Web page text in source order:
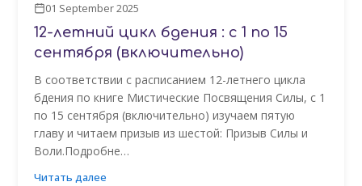
01 September 2025
12-летний цикл бдения : с 1 по 15
сентября (включительно)
В соответствии с расписанием 12-летнего цикла
бдения по книге Мистические Посвящения Силы, с 1
по 15 сентября (включительно) изучаем пятую
главу и читаем призыв из шестой: Призыв Силы и
Воли.Подробне…
Читать далее